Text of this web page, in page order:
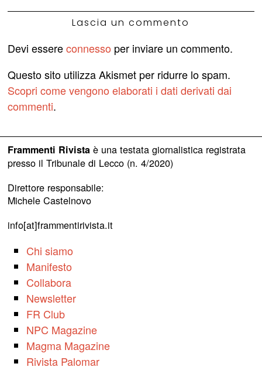
Lascia un commento
Devi essereconnesso per inviare un commento.
Questo sito utilizza Akismet per ridurre lo spam.
Scopri come vengono elaborati i dati derivati dai
commenti.
Frammenti Rivistaè una testata giornalistica registrata
presso il Tribunale di Lecco (n. 4/2020)
Direttore responsabile:
Michele Castelnovo
info[at]frammentirivista.it
Chi siamo
Manifesto
Collabora
Newsletter
FR Club
NPC Magazine
Magma Magazine
Rivista Palomar